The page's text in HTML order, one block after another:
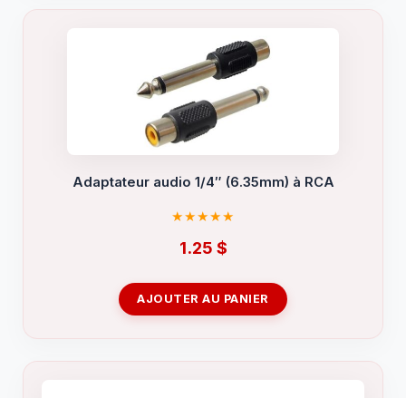
Adaptateur audio 1/4″ (6.35mm) à RCA
1.25 $
AJOUTER AU PANIER